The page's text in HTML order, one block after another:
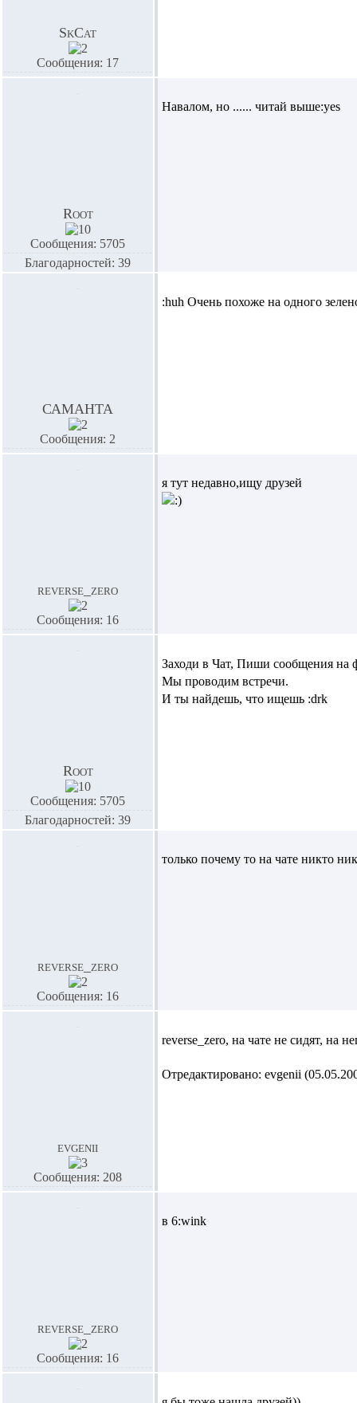
SkCat
Сообщения: 17
Root
Сообщения: 5705
Благодарностей: 39
Навалом, но ...... читай выше:yes
САМАНТА
Сообщения: 2
:huh Очень похоже на одного
reverse_zero
Сообщения: 16
я тут недавно,ищу друзей
Root
Сообщения: 5705
Благодарностей: 39
Заходи в Чат, Пиши сообщения на
Мы проводим встречи.
И ты найдешь, что ищешь :drk
reverse_zero
Сообщения: 16
только почему то на чате никто
evgenii
Сообщения: 208
reverse_zero, на чате не сидят, на
Отредактировано: evgenii
reverse_zero
Сообщения: 16
в 6:wink